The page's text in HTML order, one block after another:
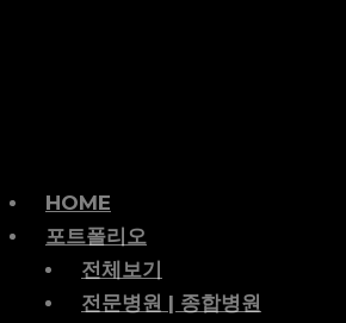
HOME
포트폴리오
전체보기
전문병원 | 종합병원